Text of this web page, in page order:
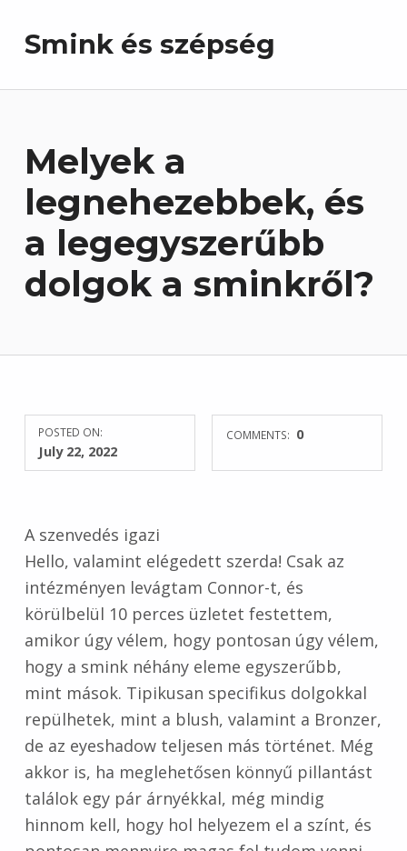
Smink és szépség
Melyek a
legnehezebbek, és
a legegyszerűbb
dolgok a sminkről?
POSTED ON:
July 22, 2022
COMMENTS: 0
A szenvedés igazi
Hello, valamint elégedett szerda! Csak az
intézményen levágtam Connor-t, és
körülbelül 10 perces üzletet festettem,
amikor úgy vélem, hogy pontosan úgy vélem,
hogy a smink néhány eleme egyszerűbb,
mint mások. Tipikusan specifikus dolgokkal
repülhetek, mint a blush, valamint a Bronzer,
de az eyeshadow teljesen más történet. Még
akkor is, ha meglehetősen könnyű pillantást
találok egy pár árnyékkal, még mindig
hinnom kell, hogy hol helyezem el a színt, és